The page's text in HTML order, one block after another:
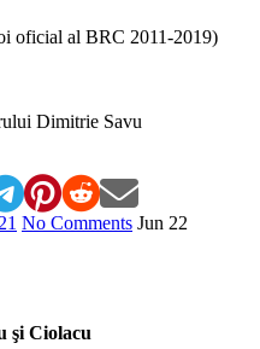
oficial al BRC 2011-2019)
Dimitrie Savu
No Comments Jun 22
şi Ciolacu